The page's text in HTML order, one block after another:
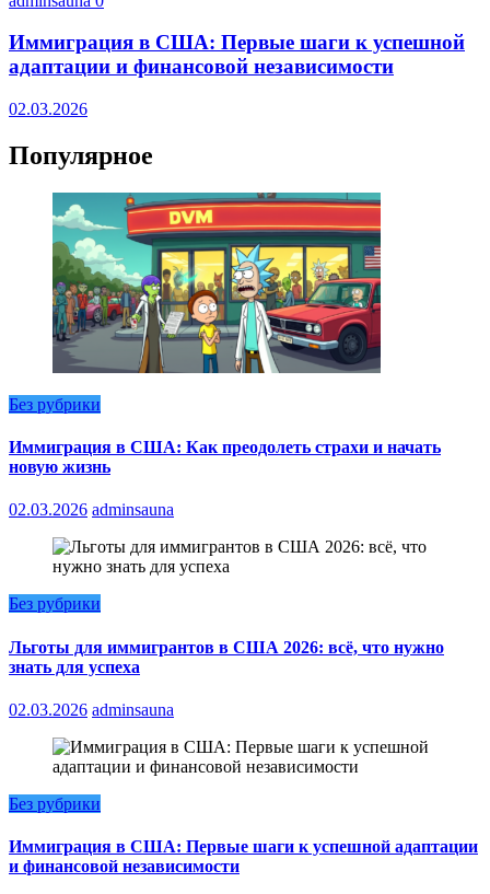
Иммиграция в США: Первые шаги к успешной
адаптации и финансовой независимости
02.03.2026
Популярное
Без рубрики
Иммиграция в США: Как преодолеть страхи и начать
новую жизнь
02.03.2026 adminsauna
Без рубрики
Льготы для иммигрантов в США 2026: всё, что нужно
знать для успеха
02.03.2026 adminsauna
Без рубрики
Иммиграция в США: Первые шаги к успешной адаптации
и финансовой независимости